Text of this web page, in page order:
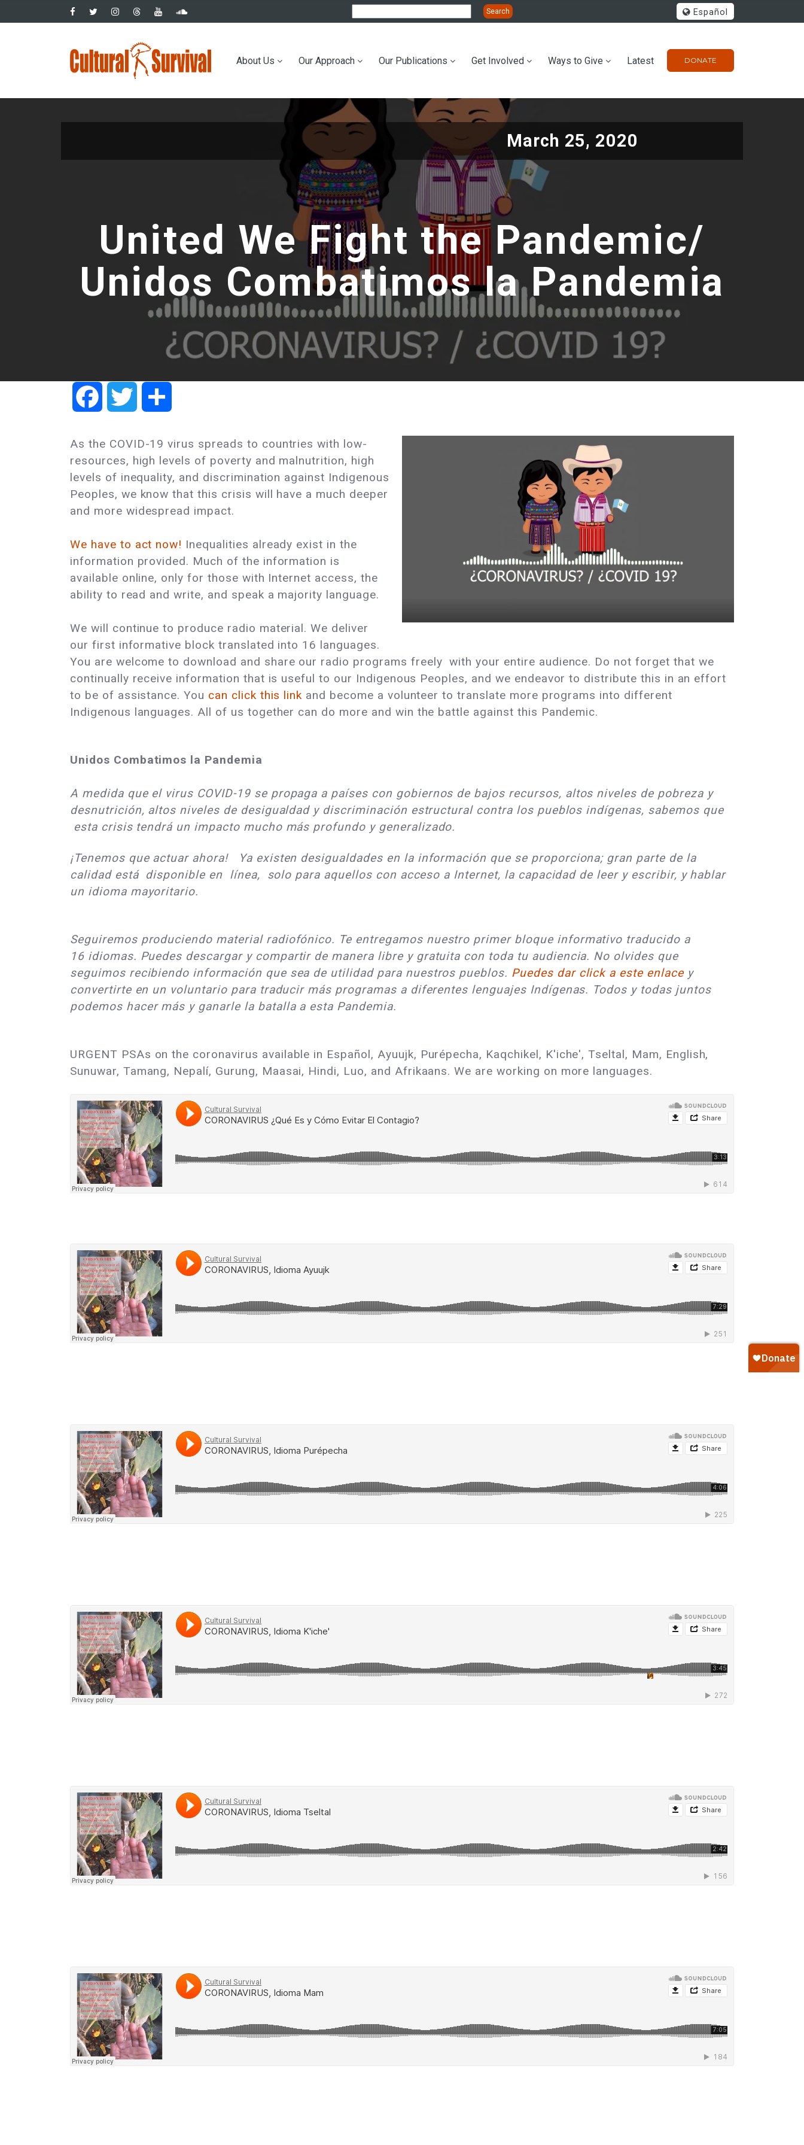
to
Español
DONATE
Main
About Us Our Approach Our Publications Get Involved Ways to Give Latest
March 25, 2020
United We Fight the Pandemic/
Unidos Combatimos la Pandemia
FacebookTwitter
As the COVID-19 virus spreads to countries with low-
resources, high levels of poverty and malnutrition, high
levels of inequality, and discrimination against Indigenous
Peoples, we know that this crisis will have a much deeper
and more widespread impact.
We have to act now! Inequalities already exist in the
information provided. Much of the information is
available online, only for those with Internet access, the
ability to read and write, and speak a majority language.
We will continue to produce radio material. We deliver
our first informative block translated into 16 languages.
You are welcome to download and share our radio programs freely with your entire audience. Do not forget that we
continually receive information that is useful to our Indigenous Peoples, and we endeavor to distribute this in an effort
to be of assistance. You can click this link and become a volunteer to translate more programs into different
Indigenous languages. All of us together can do more and win the battle against this Pandemic.
Unidos Combatimos la Pandemia
A medida que el virus COVID-19 se propaga a países con gobiernos de bajos recursos, altos niveles de pobreza y
desnutrición, altos niveles de desigualdad y discriminación estructural contra los pueblos indígenas, sabemos que
esta crisis tendrá un impacto mucho más profundo y generalizado.
¡Tenemos que actuar ahora! Ya existen desigualdades en la información que se proporciona; gran parte de la
calidad está disponible en línea, solo para aquellos con acceso a Internet, la capacidad de leer y escribir, y hablar
un idioma mayoritario.
Seguiremos produciendo material radiofónico. Te entregamos nuestro primer bloque informativo traducido a
16 idiomas. Puedes descargar y compartir de manera libre y gratuita con toda tu audiencia. No olvides que
seguimos recibiendo información que sea de utilidad para nuestros pueblos. Puedes dar click a este enlace y
convertirte en un voluntario para traducir más programas a diferentes lenguajes Indígenas. Todos y todas juntos
podemos hacer más y ganarle la batalla a esta Pandemia.
URGENT PSAs on the coronavirus available in Español, Ayuujk, Purépecha, Kaqchikel, K'iche', Tseltal, Mam, English,
Sunuwar, Tamang, Nepalí, Gurung, Maasai, Hindi, Luo, and Afrikaans. We are working on more languages.